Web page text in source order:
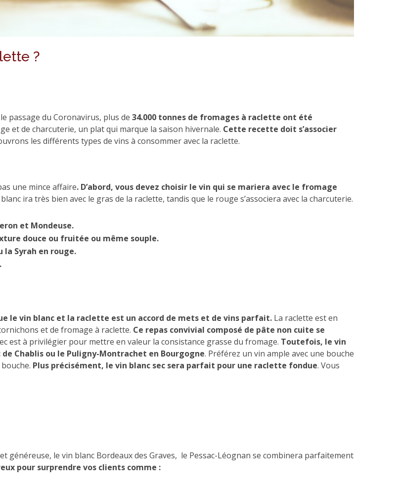
?
passage du Coronavirus, plus de 34.000 tonnes de fromages à raclette ont été
et de charcuterie, un plat qui marque la saison hivernale. Cette recette doit s’associer
les différents types de vins à consommer avec la raclette.
une mince affaire. D’abord, vous devez choisir le vin qui se mariera avec le fromage
ira très bien avec le gras de la raclette, tandis que le rouge s’associera avec la charcuterie.
et Mondeuse.
douce ou fruitée ou même souple.
la Syrah en rouge.
le vin blanc et la raclette est un accord de mets et de vins parfait. La raclette est en
et de fromage à raclette. Ce repas convivial composé de pâte non cuite se
est à privilégier pour mettre en valeur la consistance grasse du fromage. Toutefois, le vin
Chablis ou le Puligny-Montrachet en Bourgogne. Préférez un vin ample avec une bouche
Plus précisément, le vin blanc sec sera parfait pour une raclette fondue. Vous
généreuse, le vin blanc Bordeaux des Graves, le Pessac-Léognan se combinera parfaitement
pour surprendre vos clients comme :